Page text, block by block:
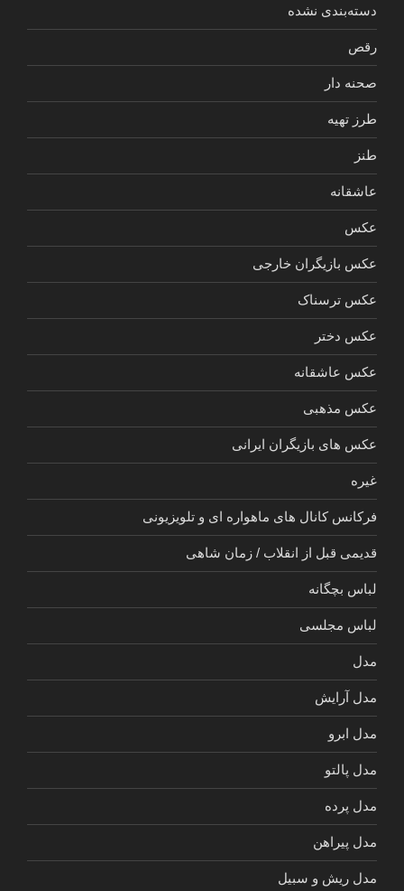
دسته‌بندی نشده
رقص
صحنه دار
طرز تهیه
طنز
عاشقانه
عکس
عکس بازیگران خارجی
عکس ترسناک
عکس دختر
عکس عاشقانه
عکس مذهبی
عکس های بازیگران ایرانی
غیره
فرکانس کانال های ماهواره ای و تلویزیونی
قدیمی قبل از انقلاب / زمان شاهی
لباس بچگانه
لباس مجلسی
مدل
مدل آرایش
مدل ابرو
مدل پالتو
مدل پرده
مدل پیراهن
مدل ریش و سبیل